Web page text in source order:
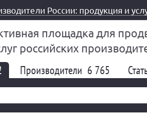
России: продукция и
площадка для
российских
Производители 6 765